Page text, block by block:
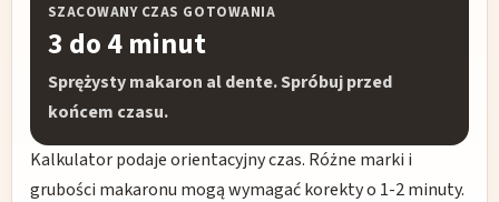
SZACOWANY CZAS GOTOWANIA
3 do 4 minut
Sprężysty makaron al dente. Spróbuj przed
końcem czasu.
Kalkulator podaje orientacyjny czas. Różne marki i
grubości makaronu mogą wymagać korekty o 1-2 minuty.